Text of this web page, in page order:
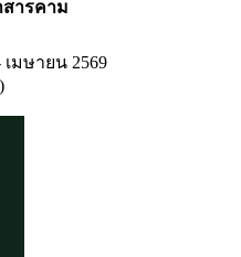
ารคาม
มษายน 2569